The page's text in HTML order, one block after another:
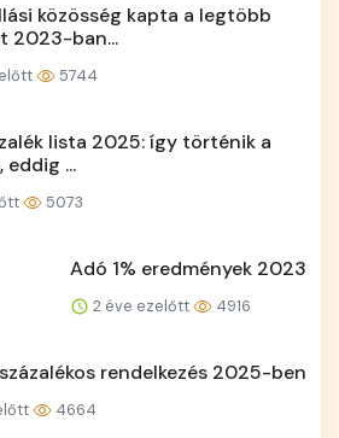
közösség kapta a legtöbb
2023-ban...
5744
lista 2025: így történik a
eddig ...
5073
Adó 1% eredmények 2023
2 éve ezelőtt 4916
százalékos rendelkezés 2025-ben
4664